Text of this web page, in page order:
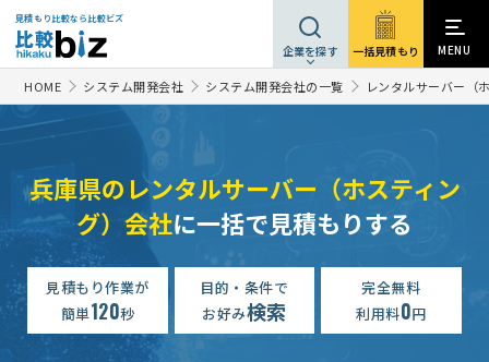
見積もり比較なら比較ビズ
企業を探す 一括見積もり MENU
HOME システム開発会社 システム開発会社の一覧 レンタルサーバー（
兵庫県のレンタルサーバー（ホスティン
グ）会社に一括で見積もりする
見積もり作業が
簡単120秒
目的・条件で
お好み検索
完全無料
利用料0円